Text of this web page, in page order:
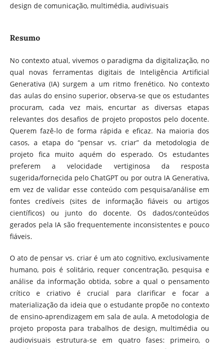
design de comunicação, multimédia, audivisuais
Resumo
No contexto atual, vivemos o paradigma da digitalização, no
qual novas ferramentas digitais de Inteligência Artificial
Generativa (IA) surgem a um ritmo frenético. No contexto
das aulas do ensino superior, observa-se que os estudantes
procuram, cada vez mais, encurtar as diversas etapas
relevantes dos desafios de projeto propostos pelo docente.
Querem fazê-lo de forma rápida e eficaz. Na maioria dos
casos, a etapa do “pensar vs. criar” da metodologia de
projeto fica muito aquém do esperado. Os estudantes
preferem a velocidade vertiginosa da resposta
sugerida/fornecida pelo ChatGPT ou por outra IA Generativa,
em vez de validar esse conteúdo com pesquisa/análise em
fontes credíveis (sites de informação fiáveis ou artigos
científicos) ou junto do docente. Os dados/conteúdos
gerados pela IA são frequentemente inconsistentes e pouco
fiáveis.
O ato de pensar vs. criar é um ato cognitivo, exclusivamente
humano, pois é solitário, requer concentração, pesquisa e
análise da informação obtida, sobre a qual o pensamento
crítico e criativo é crucial para clarificar e focar a
materialização da ideia que o estudante propõe no contexto
de ensino-aprendizagem em sala de aula. A metodologia de
projeto proposta para trabalhos de design, multimédia ou
audiovisuais estrutura-se em quatro fases: primeiro, o